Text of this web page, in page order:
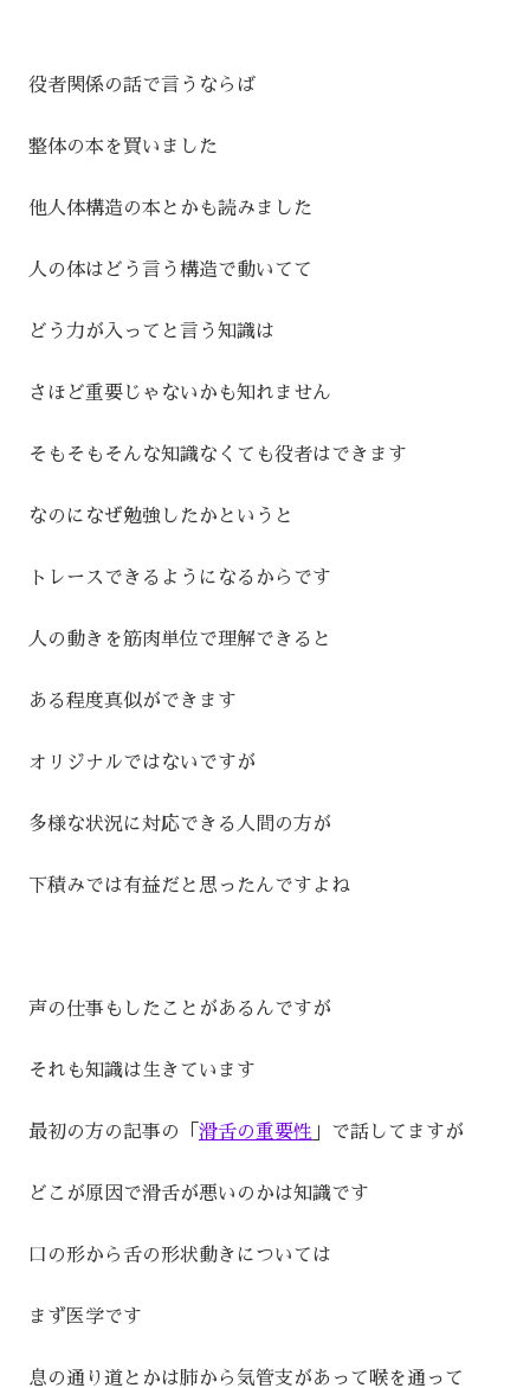
役者関係の話で言うならば
整体の本を買いました
他人体構造の本とかも読みました
人の体はどう言う構造で動いてて
どう力が入ってと言う知識は
さほど重要じゃないかも知れません
そもそもそんな知識なくても役者はできます
なのになぜ勉強したかというと
トレースできるようになるからです
人の動きを筋肉単位で理解できると
ある程度真似ができます
オリジナルではないですが
多様な状況に対応できる人間の方が
下積みでは有益だと思ったんですよね
声の仕事もしたことがあるんですが
それも知識は生きています
最初の方の記事の「 滑舌の重要性 」で話してますが
どこが原因で滑舌が悪いのかは知識です
口の形から舌の形状動きについては
まず医学です
息の通り道とかは肺から気管支があって喉を通って